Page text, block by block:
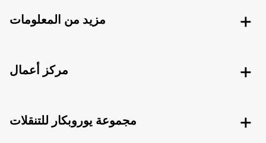
مزيد من المعلومات
مركز أعمال
مجموعة يوروبكار للتنقلات